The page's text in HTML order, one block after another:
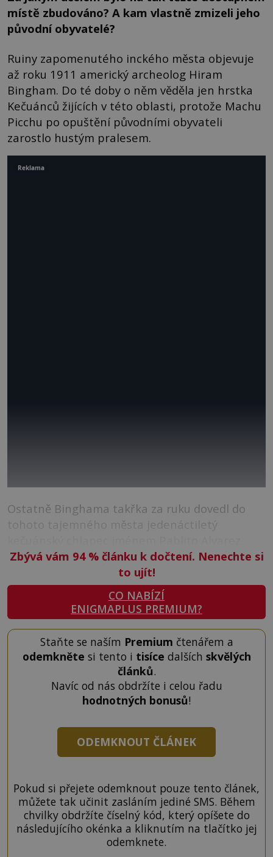
místě zbudováno? A kam vlastně zmizeli jeho
původní obyvatelé?
Ruiny zapomenutého inckého města objevuje
až roku 1911 americký archeolog Hiram
Bingham. Do té doby o něm věděla jen hrstka
Kečuánců žijících v této oblasti, protože Machu
Picchu po opuštění původními obyvateli
zarostlo hustým pralesem.
Ostatně Binghama takřka za ruku dovedl do
tohoto tajemného města jedenáctiletý
Zbývá vám 94 %článku k dočtení. Nenechte si
to ujít!
CO NABÍZÍ
ENIGMAPLUS PREMIUM?
Staňte se naším Premium čtenářem a
odemkněte si tento i tisíce dalších skvělých
článků.
Navíc od nás obdržíte i celou řadu
hodnotných bonusů!
ODEMKNOUT ČLÁNEK
Pokud si přejete odemknout pouze tento článek,
můžete tak učinit zasláním jediné SMS. Během
chvilky obdržíte číselný kód, který opíšete do
následujícího okénka a kliknutím na tlačítko jej
odemknete.
Reklama